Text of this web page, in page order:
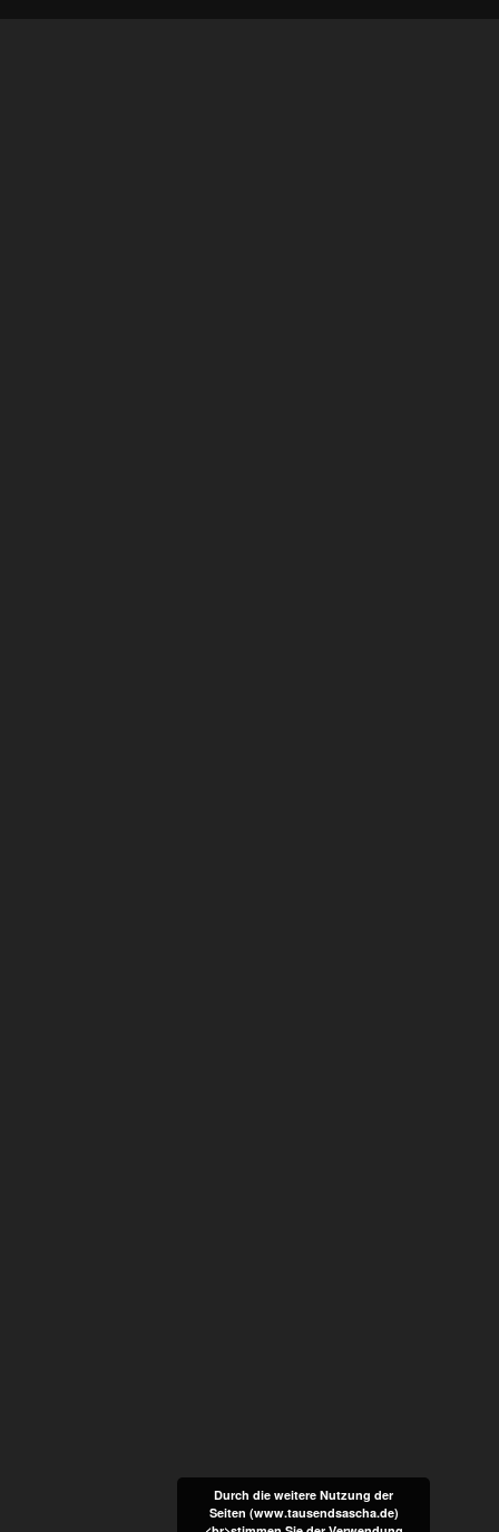
Durch die weitere Nutzung der
Seiten (www.tausendsascha.de)